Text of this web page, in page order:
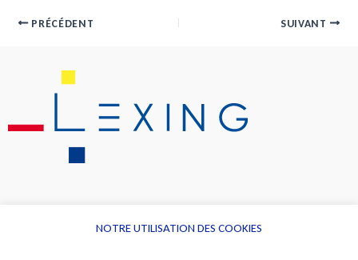
PRÉCÉDENT SUIVANT
NOTRE UTILISATION DES COOKIES